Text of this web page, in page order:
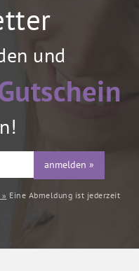
und
anmelden »
Eine Abmeldung ist jederzeit